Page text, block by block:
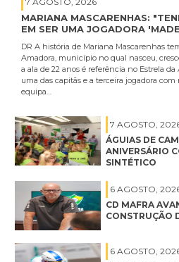
MARIANA MASCARENHAS:
EM SER UMA JOGADORA
DR A história de Mariana Mascarenhas
Amadora, município no qual nasceu,
a ala de 22 anos é referência no Estrela
uma das capitãs e a terceira jogadora
equipa…
7 AGOSTO,
ÁGUIAS DE
ANIVERSÁRIO
SINTÉTICO
6 AGOSTO,
CD MAFRA
CONSTRUÇÃO
6 AGOSTO,